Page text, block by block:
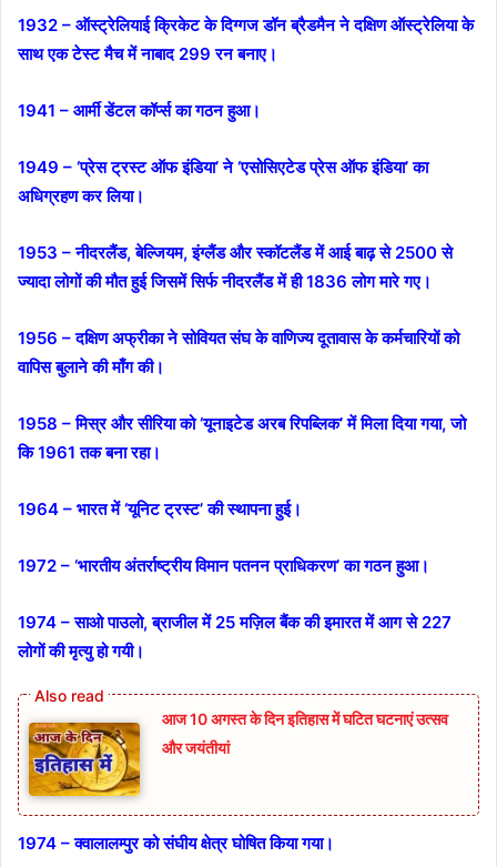
1932 – ऑस्ट्रेलियाई क्रिकेट के दिग्गज डॉन ब्रैडमैन ने दक्षिण ऑस्ट्रेलिया के
साथ एक टेस्ट मैच में नाबाद 299 रन बनाए।
1941 – आर्मी डेंटल कॉर्प्स का गठन हुआ।
1949 – ‘प्रेस ट्रस्ट ऑफ इंडिया’ ने ‘एसोसिएटेड प्रेस ऑफ इंडिया’ का
अधिग्रहण कर लिया।
1953 – नीदरलैंड, बेल्जियम, इंग्लैंड और स्कॉटलैंड में आई बाढ़ से 2500 से
ज्यादा लोगों की मौत हुई जिसमें सिर्फ नीदरलैंड में ही 1836 लोग मारे गए।
1956 – दक्षिण अफ्रीका ने सोवियत संघ के वाणिज्य दूतावास के कर्मचारियों को
वापिस बुलाने की माँग की।
1958 – मिस्र और सीरिया को ‘यूनाइटेड अरब रिपब्लिक’ में मिला दिया गया, जो
कि 1961 तक बना रहा।
1964 – भारत में ‘यूनिट ट्रस्ट’ की स्थापना हुई।
1972 – ‘भारतीय अंतर्राष्ट्रीय विमान पतनन प्राधिकरण’ का गठन हुआ।
1974 – साओ पाउलो, ब्राजील में 25 मज़िल बैंक की इमारत में आग से 227
लोगों की मृत्यु हो गयी।
आज 10 अगस्त के दिन इतिहास में घटित घटनाएं उत्सव
और जयंतीयां
1974 – क्वालालम्पुर को संघीय क्षेत्र घोषित किया गया।